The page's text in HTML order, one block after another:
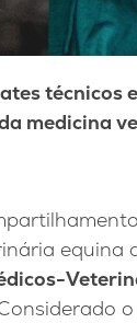
medicina
equina